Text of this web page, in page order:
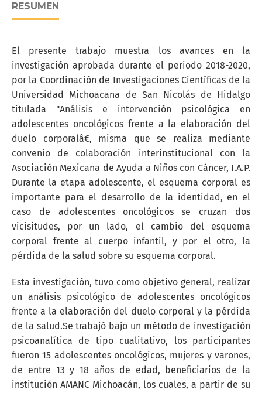
RESUMEN
El presente trabajo muestra los avances en la
investigación aprobada durante el periodo 2018-2020,
por la Coordinación de Investigaciones Científicas de la
Universidad Michoacana de San Nicolás de Hidalgo
titulada "Análisis e intervención psicológica en
adolescentes oncológicos frente a la elaboración del
duelo corporalâ€, misma que se realiza mediante
convenio de colaboración interinstitucional con la
Asociación Mexicana de Ayuda a Niños con Cáncer, I.A.P.
Durante la etapa adolescente, el esquema corporal es
importante para el desarrollo de la identidad, en el
caso de adolescentes oncológicos se cruzan dos
vicisitudes, por un lado, el cambio del esquema
corporal frente al cuerpo infantil, y por el otro, la
pérdida de la salud sobre su esquema corporal.
Esta investigación, tuvo como objetivo general, realizar
un análisis psicológico de adolescentes oncológicos
frente a la elaboración del duelo corporal y la pérdida
de la salud.Se trabajó bajo un método de investigación
psicoanalítica de tipo cualitativo, los participantes
fueron 15 adolescentes oncológicos, mujeres y varones,
de entre 13 y 18 años de edad, beneficiarios de la
institución AMANC Michoacán, los cuales, a partir de su